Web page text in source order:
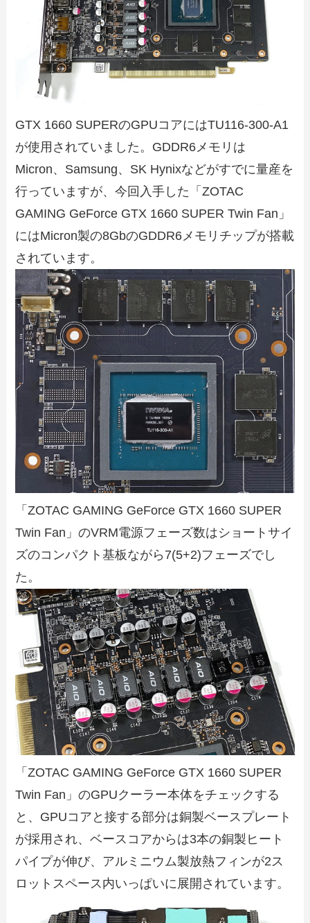
GTX 1660 SUPERのGPUコアにはTU116-300-A1
が使用されていました。GDDR6メモリは
Micron、Samsung、SK Hynixなどがすでに量産を
行っていますが、今回入手した「ZOTAC
GAMING GeForce GTX 1660 SUPER Twin Fan」
にはMicron製の8GbのGDDR6メモリチップが搭載
されています。
「ZOTAC GAMING GeForce GTX 1660 SUPER
Twin Fan」のVRM電源フェーズ数はショートサイ
ズのコンパクト基板ながら7(5+2)フェーズでし
た。
「ZOTAC GAMING GeForce GTX 1660 SUPER
Twin Fan」のGPUクーラー本体をチェックする
と、GPUコアと接する部分は銅製ベースプレート
が採用され、ベースコアからは3本の銅製ヒート
パイプが伸び、アルミニウム製放熱フィンが2ス
ロットスペース内いっぱいに展開されています。